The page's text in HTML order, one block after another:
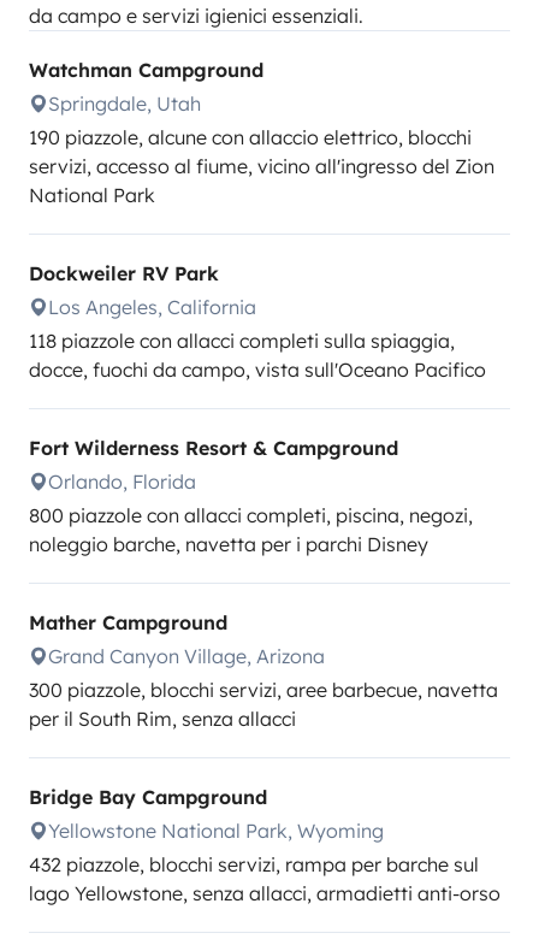
da campo e servizi igienici essenziali.
Watchman Campground
Springdale, Utah
190 piazzole, alcune con allaccio elettrico, blocchi
servizi, accesso al fiume, vicino all'ingresso del Zion
National Park
Dockweiler RV Park
Los Angeles, California
118 piazzole con allacci completi sulla spiaggia,
docce, fuochi da campo, vista sull'Oceano Pacifico
Fort Wilderness Resort & Campground
Orlando, Florida
800 piazzole con allacci completi, piscina, negozi,
noleggio barche, navetta per i parchi Disney
Mather Campground
Grand Canyon Village, Arizona
300 piazzole, blocchi servizi, aree barbecue, navetta
per il South Rim, senza allacci
Bridge Bay Campground
Yellowstone National Park, Wyoming
432 piazzole, blocchi servizi, rampa per barche sul
lago Yellowstone, senza allacci, armadietti anti-orso